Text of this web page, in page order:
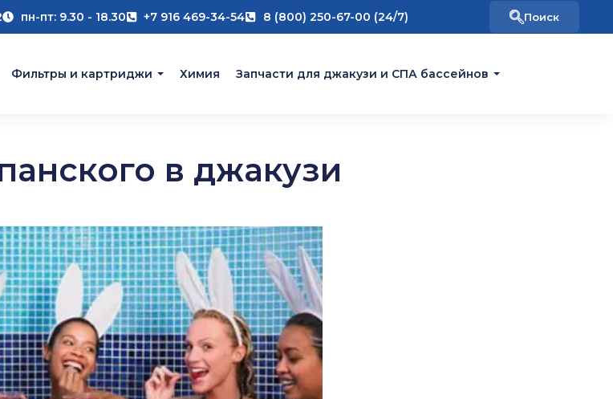
пн-пт: 9.30 - 18.30 +7 916 469-34-54 8 (800) 250-67-00 (24/7)
Фильтры и картриджи Химия Запчасти для джакузи и СПА бассейнов
в джакузи